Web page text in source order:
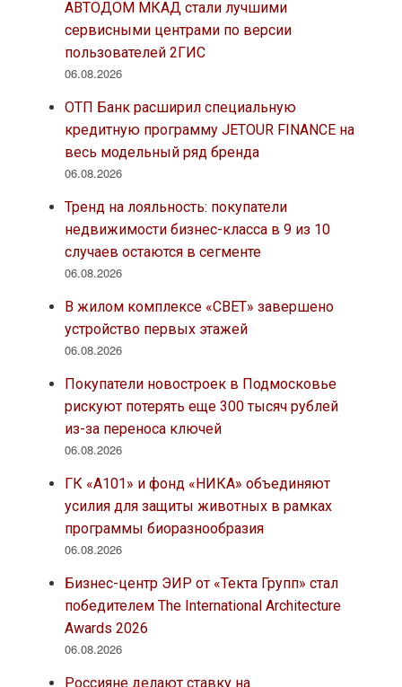
АВТОДОМ МКАД стали лучшими
сервисными центрами по версии
пользователей 2ГИС
06.08.2026
ОТП Банк расширил специальную
кредитную программу JETOUR FINANCE на
весь модельный ряд бренда
06.08.2026
Тренд на лояльность: покупатели
недвижимости бизнес-класса в 9 из 10
случаев остаются в сегменте
06.08.2026
В жилом комплексе «СВЕТ» завершено
устройство первых этажей
06.08.2026
Покупатели новостроек в Подмосковье
рискуют потерять еще 300 тысяч рублей
из-за переноса ключей
06.08.2026
ГК «А101» и фонд «НИКА» объединяют
усилия для защиты животных в рамках
программы биоразнообразия
06.08.2026
Бизнес-центр ЭИР от «Текта Групп» стал
победителем The International Architecture
Awards 2026
06.08.2026
Россияне делают ставку на